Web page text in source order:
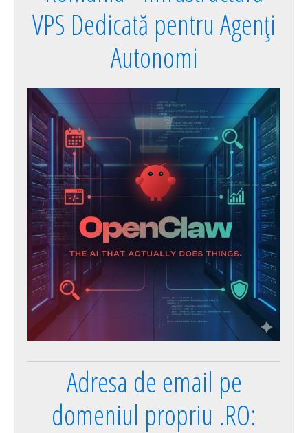
VPS Dedicată pentru Agenți
Autonomi
Adresa de email pe
domeniul propriu .RO: